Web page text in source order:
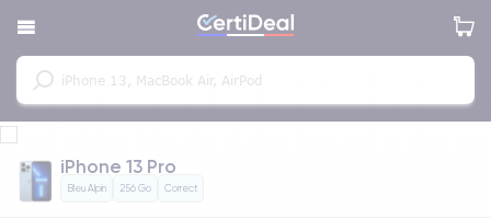
iPhone 13 Pro
Bleu Alpin 256 Go Correct